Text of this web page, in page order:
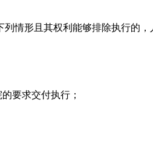
情形且其权利能够排除执行的
要求交付执行；